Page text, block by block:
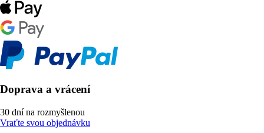
Doprava a vrácení
30 dní na rozmyšlenou
Vraťte svou objednávku